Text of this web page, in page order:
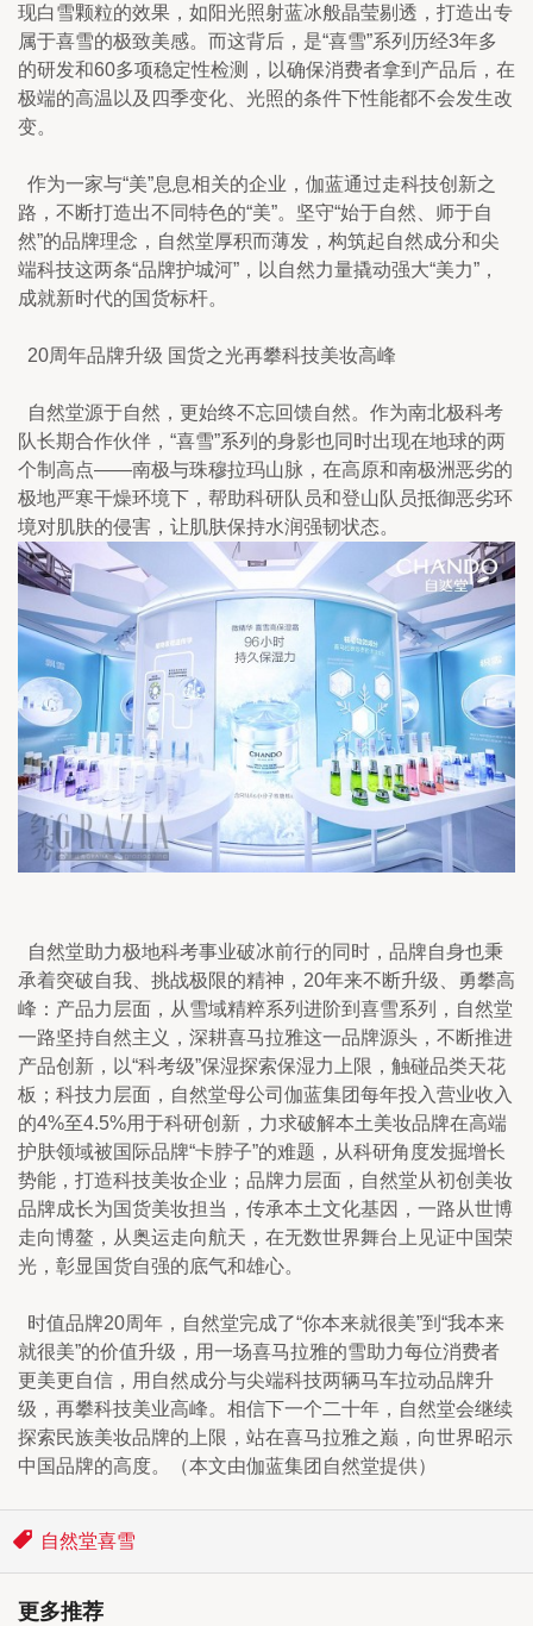
现白雪颗粒的效果，如阳光照射蓝冰般晶莹剔透，打造出专
属于喜雪的极致美感。而这背后，是“喜雪”系列历经3年多
的研发和60多项稳定性检测，以确保消费者拿到产品后，在
极端的高温以及四季变化、光照的条件下性能都不会发生改
变。
作为一家与“美”息息相关的企业，伽蓝通过走科技创新之
路，不断打造出不同特色的“美”。坚守“始于自然、师于自
然”的品牌理念，自然堂厚积而薄发，构筑起自然成分和尖
端科技这两条“品牌护城河”，以自然力量撬动强大“美力”，
成就新时代的国货标杆。
20周年品牌升级 国货之光再攀科技美妆高峰
自然堂源于自然，更始终不忘回馈自然。作为南北极科考
队长期合作伙伴，“喜雪”系列的身影也同时出现在地球的两
个制高点——南极与珠穆拉玛山脉，在高原和南极洲恶劣的
极地严寒干燥环境下，帮助科研队员和登山队员抵御恶劣环
境对肌肤的侵害，让肌肤保持水润强韧状态。
自然堂助力极地科考事业破冰前行的同时，品牌自身也秉
承着突破自我、挑战极限的精神，20年来不断升级、勇攀高
峰：产品力层面，从雪域精粹系列进阶到喜雪系列，自然堂
一路坚持自然主义，深耕喜马拉雅这一品牌源头，不断推进
产品创新，以“科考级”保湿探索保湿力上限，触碰品类天花
板；科技力层面，自然堂母公司伽蓝集团每年投入营业收入
的4%至4.5%用于科研创新，力求破解本土美妆品牌在高端
护肤领域被国际品牌“卡脖子”的难题，从科研角度发掘增长
势能，打造科技美妆企业；品牌力层面，自然堂从初创美妆
品牌成长为国货美妆担当，传承本土文化基因，一路从世博
走向博鳌，从奥运走向航天，在无数世界舞台上见证中国荣
光，彰显国货自强的底气和雄心。
时值品牌20周年，自然堂完成了“你本来就很美”到“我本来
就很美”的价值升级，用一场喜马拉雅的雪助力每位消费者
更美更自信，用自然成分与尖端科技两辆马车拉动品牌升
级，再攀科技美业高峰。相信下一个二十年，自然堂会继续
探索民族美妆品牌的上限，站在喜马拉雅之巅，向世界昭示
中国品牌的高度。（本文由伽蓝集团自然堂提供）
自然堂喜雪
更多推荐